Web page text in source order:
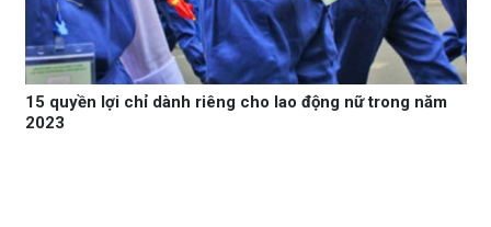
15 quyền lợi chỉ dành riêng cho lao động nữ trong năm
2023